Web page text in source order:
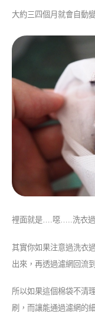
大約三四個月就會自動
裡面就是….噁…..洗衣過
其實你如果注意過洗衣
出來，再透過濾網回流
所以如果這個棉袋不清
刷，而讓能通過濾網的